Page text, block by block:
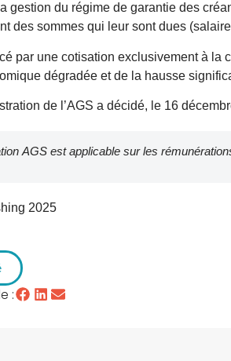
gestion du régime de garantie des
des sommes qui leur sont dues
par une cotisation exclusivement à la
dégradée et de la hausse
de l’AGS a décidé, le 16
AGS est applicable sur les
2025
: